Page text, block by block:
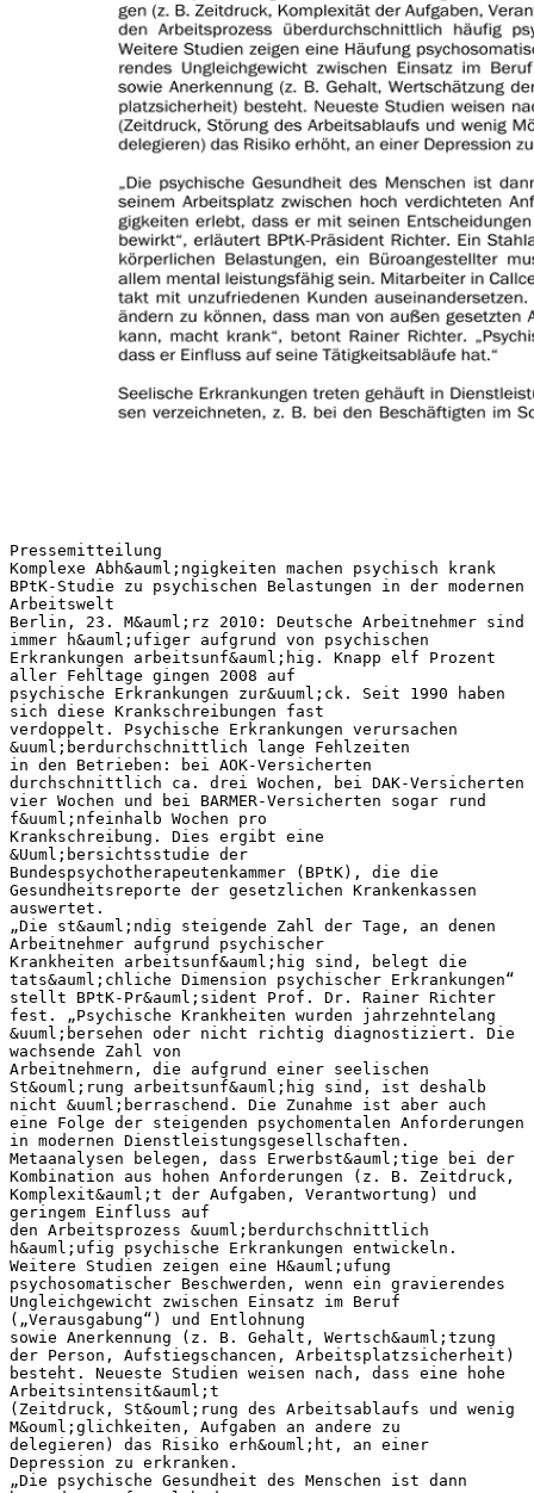
Pressemitteilung
Komplexe Abh&auml;ngigkeiten machen psychisch krank
BPtK-Studie zu psychischen Belastungen in der modernen
Arbeitswelt
Berlin, 23. M&auml;rz 2010: Deutsche Arbeitnehmer sind
immer h&auml;ufiger aufgrund von psychischen
Erkrankungen arbeitsunf&auml;hig. Knapp elf Prozent
aller Fehltage gingen 2008 auf
psychische Erkrankungen zur&uuml;ck. Seit 1990 haben
sich diese Krankschreibungen fast
verdoppelt. Psychische Erkrankungen verursachen
&uuml;berdurchschnittlich lange Fehlzeiten
in den Betrieben: bei AOK-Versicherten
durchschnittlich ca. drei Wochen, bei DAK-Versicherten
vier Wochen und bei BARMER-Versicherten sogar rund
f&uuml;nfeinhalb Wochen pro
Krankschreibung. Dies ergibt eine
&Uuml;bersichtsstudie der
Bundespsychotherapeutenkammer (BPtK), die die
Gesundheitsreporte der gesetzlichen Krankenkassen
auswertet.
„Die st&auml;ndig steigende Zahl der Tage, an denen
Arbeitnehmer aufgrund psychischer
Krankheiten arbeitsunf&auml;hig sind, belegt die
tats&auml;chliche Dimension psychischer Erkrankungen“
stellt BPtK-Pr&auml;sident Prof. Dr. Rainer Richter
fest. „Psychische Krankheiten wurden jahrzehntelang
&uuml;bersehen oder nicht richtig diagnostiziert. Die
wachsende Zahl von
Arbeitnehmern, die aufgrund einer seelischen
St&ouml;rung arbeitsunf&auml;hig sind, ist deshalb
nicht &uuml;berraschend. Die Zunahme ist aber auch
eine Folge der steigenden psychomentalen Anforderungen
in modernen Dienstleistungsgesellschaften.
Metaanalysen belegen, dass Erwerbst&auml;tige bei der
Kombination aus hohen Anforderungen (z. B. Zeitdruck,
Komplexit&auml;t der Aufgaben, Verantwortung) und
geringem Einfluss auf
den Arbeitsprozess &uuml;berdurchschnittlich
h&auml;ufig psychische Erkrankungen entwickeln.
Weitere Studien zeigen eine H&auml;ufung
psychosomatischer Beschwerden, wenn ein gravierendes
Ungleichgewicht zwischen Einsatz im Beruf
(„Verausgabung“) und Entlohnung
sowie Anerkennung (z. B. Gehalt, Wertsch&auml;tzung
der Person, Aufstiegschancen, Arbeitsplatzsicherheit)
besteht. Neueste Studien weisen nach, dass eine hohe
Arbeitsintensit&auml;t
(Zeitdruck, St&ouml;rung des Arbeitsablaufs und wenig
M&ouml;glichkeiten, Aufgaben an andere zu
delegieren) das Risiko erh&ouml;ht, an einer
Depression zu erkranken.
„Die psychische Gesundheit des Menschen ist dann